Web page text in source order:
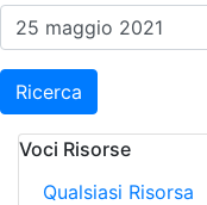
Ricerca
Voci Risorse
Qualsiasi Risorsa